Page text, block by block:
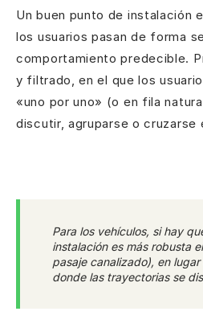
Un buen punto de instalación
los usuarios pasan de forma
comportamiento predecible.
y filtrado, en el que los
«uno por uno» (o en fila
discutir, agruparse o cruzarse
Para los vehículos, si hay
instalación es más robusta
pasaje canalizado), en
donde las trayectorias se